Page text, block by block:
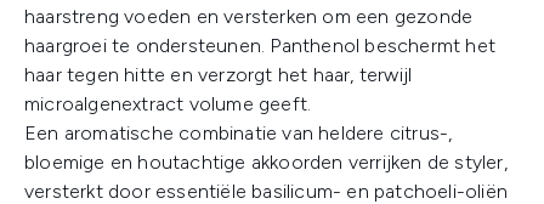
haarstreng voeden en versterken om een gezonde
haargroei te ondersteunen. Panthenol beschermt het
haar tegen hitte en verzorgt het haar, terwijl
microalgenextract volume geeft.
Een aromatische combinatie van heldere citrus-,
bloemige en houtachtige akkoorden verrijken de styler,
versterkt door essentiële basilicum- en patchoeli-oliën